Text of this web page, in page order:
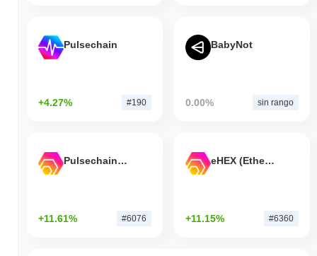
Pulsechain
+4.27% #190
BabyNot
0.00% sin rango
Pulsechain Bridged HEX (Pulsechain)
+11.61% #6076
eHEX (Ethereum)
+11.15% #6360